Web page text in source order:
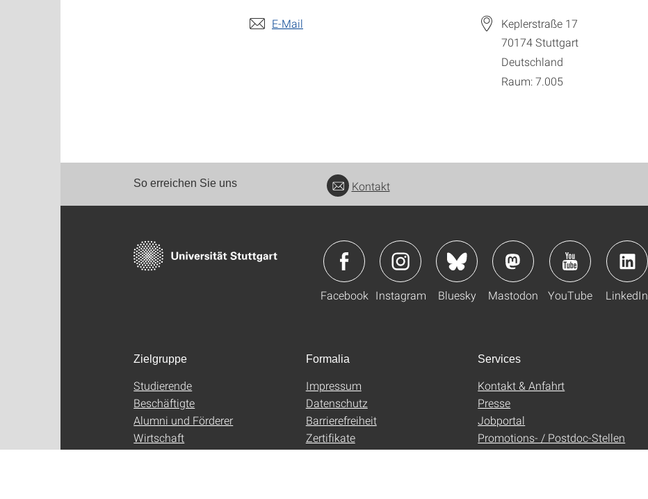
E-Mail
Keplerstraße 17
70174Stuttgart
Deutschland
Raum: 7.005
So erreichen Sie uns Kontakt
Facebook Instagram Bluesky Mastodon YouTube LinkedIn
Zielgruppe
Studierende
Beschäftigte
Alumni und Förderer
Wirtschaft
Formalia
Impressum
Datenschutz
Barrierefreiheit
Zertifikate
Services
Kontakt & Anfahrt
Presse
Jobportal
Promotions- / Postdoc-Stellen